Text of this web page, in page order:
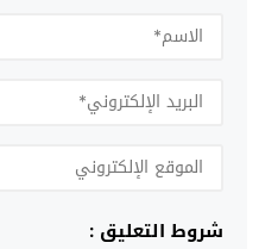
شروط التعليق :